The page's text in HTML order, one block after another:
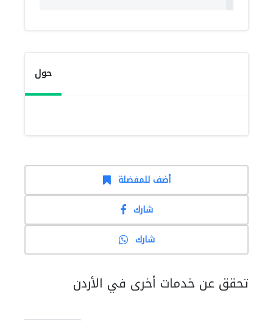
حول
أضف للمفضلة
شارك
شارك
تحقق عن خدمات أخرى في الأردن